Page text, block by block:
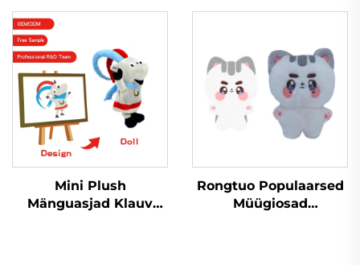
Puhast Lelulaukur
Tootmine Mänguasjad
Täidisanimallad
Kohandatud Puhast
Personaliseeritud
Plush Mänguasjad
Personaliseerimine
Mini Plush
Mänguasjad Klauv
Rongtuo Populaarsed
Müügiosad